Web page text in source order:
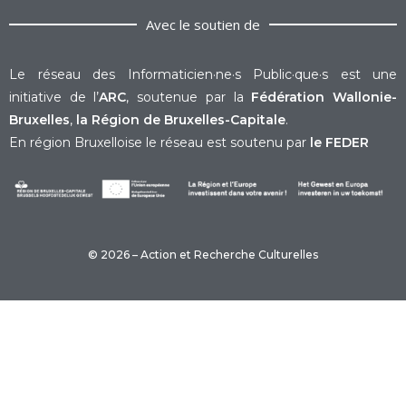
Avec le soutien de
Le réseau des Informaticien·ne·s Public·que·s est une
initiative de l’ARC, soutenue par la Fédération Wallonie-
Bruxelles, la Région de Bruxelles-Capitale.
En région Bruxelloise le réseau est soutenu par le FEDER
© 2026 – Action et Recherche Culturelles